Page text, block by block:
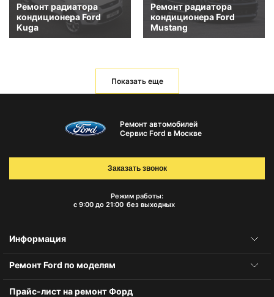
Ремонт радиатора
кондиционера Ford
Kuga
Ремонт радиатора
кондиционера Ford
Mustang
Показать еще
Ремонт автомобилей
Сервис Ford в Москве
Режим работы:
с 9:00 до 21:00 без выходных
Заказать звонок
Информация
Ремонт Ford по моделям
Прайс-лист на ремонт Форд